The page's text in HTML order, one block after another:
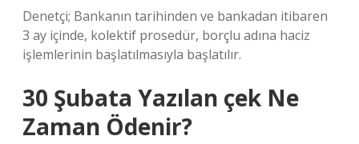
Denetçi; Bankanın tarihinden ve bankadan itibaren
3 ay içinde, kolektif prosedür, borçlu adına haciz
işlemlerinin başlatılmasıyla başlatılır.
30 Şubata Yazılan çek Ne
Zaman Ödenir?